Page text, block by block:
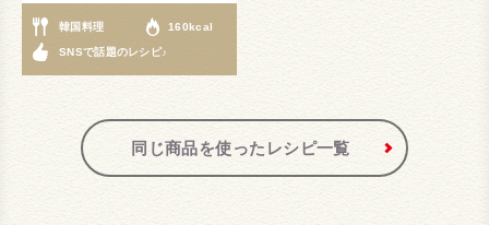
韓国料理 160kcal
SNSで話題のレシピ♪
同じ商品を使ったレシピ一覧